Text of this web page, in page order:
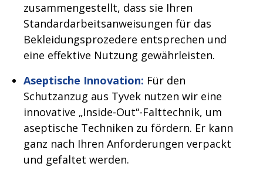
zusammengestellt, dass sie Ihren
Standardarbeitsanweisungen für das
Bekleidungsprozedere entsprechen und
eine effektive Nutzung gewährleisten.
Aseptische Innovation: Für den
Schutzanzug aus Tyvek nutzen wir eine
innovative „Inside-Out“-Falttechnik, um
aseptische Techniken zu fördern. Er kann
ganz nach Ihren Anforderungen verpackt
und gefaltet werden.